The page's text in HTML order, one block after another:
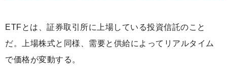
ETFとは、証券取引所に上場している投資信託のこと
だ。上場株式と同様、需要と供給によってリアルタイム
で価格が変動する。